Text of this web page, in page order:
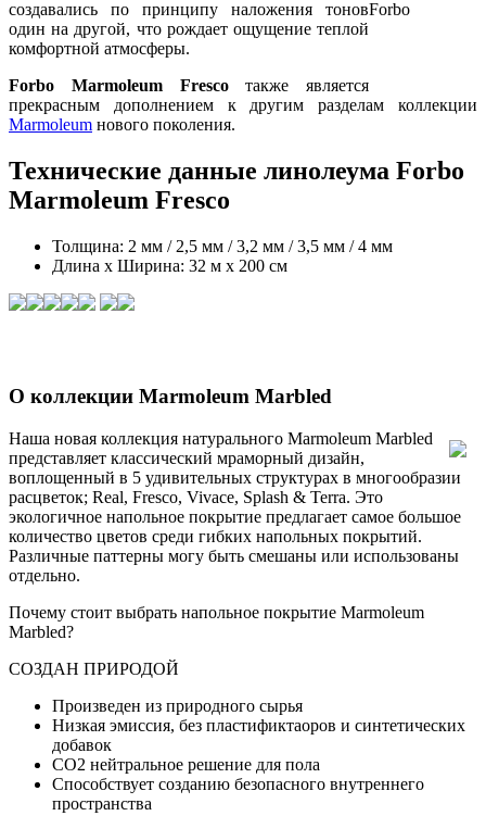
создавались по принципу наложения тонов
один на другой, что рождает ощущение теплой
комфортной атмосферы.
Forbo Marmoleum Frescoтакже является
прекрасным дополнением к другим разделам коллекции
Marmoleum нового поколения.
Технические данные линолеума Forbo
Marmoleum Fresco
Толщина: 2 мм / 2,5 мм / 3,2 мм / 3,5 мм / 4 мм
Длина х Ширина: 32 м x 200 см
О коллекции Marmoleum Marbled
Наша новая коллекция натурального Marmoleum Marbled
представляет классический мраморный дизайн,
воплощенный в 5 удивительных структурах в многообразии
расцветок; Real, Fresco, Vivace, Splash & Terra. Это
экологичное напольное покрытие предлагает самое большое
количество цветов среди гибких напольных покрытий.
Различные паттерны могу быть смешаны или использованы
отдельно.
Почему стоит выбрать напольное покрытие Marmoleum
Marbled?
СОЗДАН ПРИРОДОЙ
Произведен из природного сырья
Низкая эмиссия, без пластификтаоров и синтетических
добавок
CO2 нейтральное решение для пола
Способствует созданию безопасного внутреннего
пространства